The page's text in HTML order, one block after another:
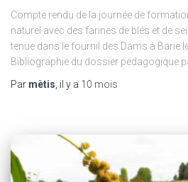
Compte rendu de la journée de
naturel avec des farines de blés et de
tenue dans le fournil des Dams à Barie
Bibliographie du dossier pédagogique
Par mètis , il y a 10 mois